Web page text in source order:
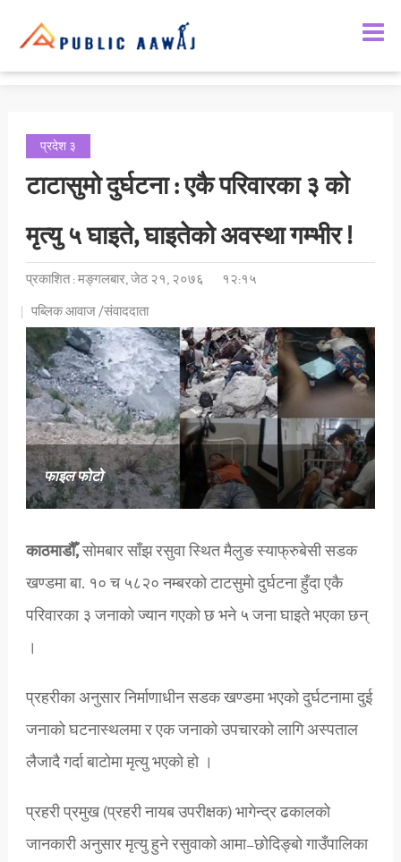
प्रदेश ३
टाटासुमो दुर्घटना : एकै परिवारका ३ को
मृत्यु ५ घाइते, घाइतेको अवस्था गम्भीर !
प्रकाशित : मङ्गलबार, जेठ २१, २०७६
१२:१५
पब्लिक आवाज /संवाददाता
फाइल फोटो
काठमाडौँ,सोमबार साँझ रसुवा स्थित मैलुङ स्याफ्रुबेसी सडक
खण्डमा बा. १० च ५८२० नम्बरको टाटसुमो दुर्घटना हुँदा एकै
परिवारका ३ जनाको ज्यान गएको छ भने ५ जना घाइते भएका छन्
।
प्रहरीका अनुसार निर्माणाधीन सडक खण्डमा भएको दुर्घटनामा दुई
जनाको घटनास्थलमा र एक जनाको उपचारको लागि अस्पताल
लैजादै गर्दा बाटोमा मृत्यु भएको हो ।
प्रहरी प्रमुख (प्रहरी नायब उपरीक्षक) भागेन्द्र ढकालको
जानकारी अनुसार मृत्यु हुने रसुवाको आमा–छोदिङ्बो गाउँपालिका